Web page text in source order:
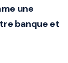
une
banque et